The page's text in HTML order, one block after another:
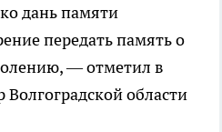
дань памяти
передать память о
— отметил в
Волгоградской области